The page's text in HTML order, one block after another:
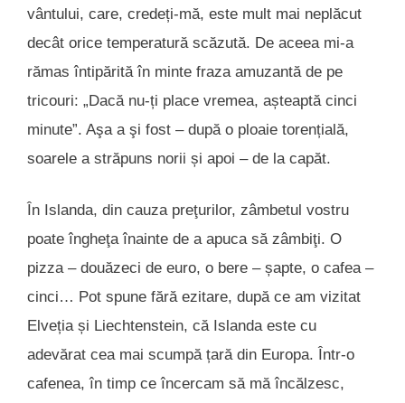
vântului, care, credeți-mă, este mult mai neplăcut
decât orice temperatură scăzută. De aceea mi-a
rămas întipărită în minte fraza amuzantă de pe
tricouri: „Dacă nu-ți place vremea, așteaptă cinci
minute”. Aşa a şi fost – după o ploaie torențială,
soarele a străpuns norii și apoi – de la capăt.
În Islanda, din cauza preţurilor, zâmbetul vostru
poate îngheţa înainte de a apuca să zâmbiţi. O
pizza – douăzeci de euro, o bere – șapte, o cafea –
cinci… Pot spune fără ezitare, după ce am vizitat
Elveția și Liechtenstein, că Islanda este cu
adevărat cea mai scumpă țară din Europa. Într-o
cafenea, în timp ce încercam să mă încălzesc,